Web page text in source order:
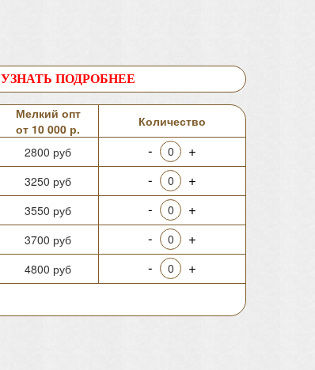
УЗНАТЬ ПОДРОБНЕЕ
Мелкий опт
от 10 000 р.
Количество
2800 руб - +
3250 руб - +
3550 руб - +
3700 руб - +
4800 руб - +